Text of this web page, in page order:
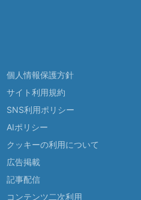
個人情報保護方針
サイト利用規約
SNS利用ポリシー
AIポリシー
クッキーの利用について
広告掲載
記事配信
コンテンツ二次利用